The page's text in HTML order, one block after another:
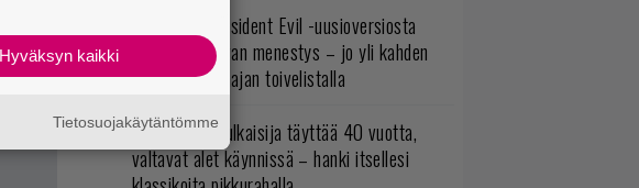
Tulevasta Resident Evil -uusioversiosta
näyttäisi tulevan menestys – jo yli kahden
miljoonan pelaajan toivelistalla
Rakastettu julkaisija täyttää 40 vuotta,
valtavat alet käynnissä – hanki itsellesi
Hyväksyn kaikki
Tietosuojakäytäntömme